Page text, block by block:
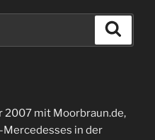
2007 mit Moorbraun.de,
in der